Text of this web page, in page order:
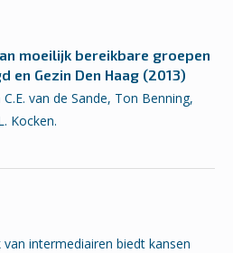
moeilijk bereikbare groepen
en Gezin Den Haag (2013)
van de Sande, Ton Benning,
Kocken.
intermediairen biedt kansen